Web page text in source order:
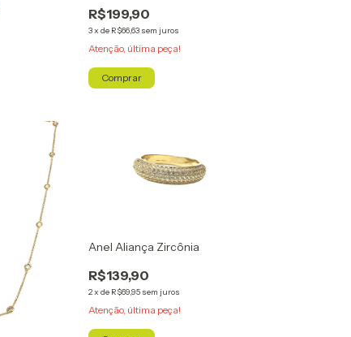
R$199,90
3x de R$66,63 sem juros
Atenção, última peça!
Comprar
Anel Aliança Zircônia
R$139,90
2x de R$69,95 sem juros
Atenção, última peça!